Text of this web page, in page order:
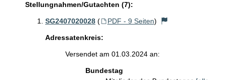
Stellungnahmen/Gutachten (7):
SG2407020028 ( PDF - 9 Seiten)
Adressatenkreis:
Versendet am 01.03.2024 an:
Bundestag